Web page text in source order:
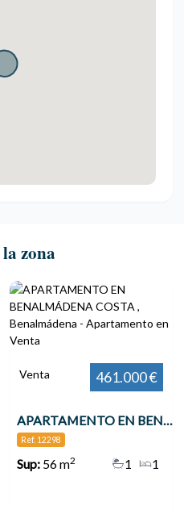
zona
Venta 461.000 €
APARTAMENTO EN BENALMÁDENA COSTA , Benalmádena
Ref. 12298
Sup:56 m2 1
1